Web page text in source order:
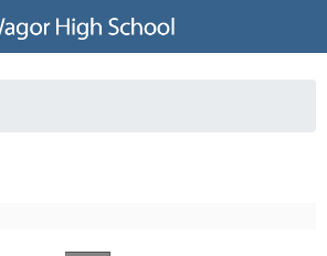
Jump to navigation